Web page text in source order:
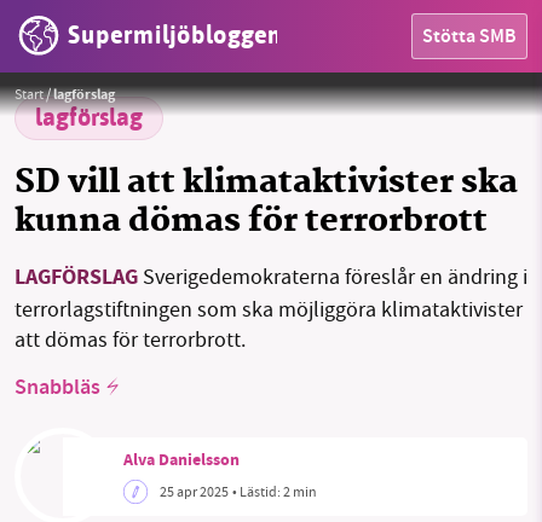
Supermiljöbloggen Stötta SMB
OMRÅDEN
MILJÖFAKTA
Sök
Threads
Start/lagförslag
lagförslag
SD vill att klimataktivister ska
kunna dömas för terrorbrott
LAGFÖRSLAG Sverigedemokraterna föreslår en ändring i
terrorlagstiftningen som ska möjliggöra klimataktivister
att dömas för terrorbrott.
Snabbläs
Alva Danielsson
25 apr 2025• Lästid:2 min
Foto: Anna Maria Nyquist